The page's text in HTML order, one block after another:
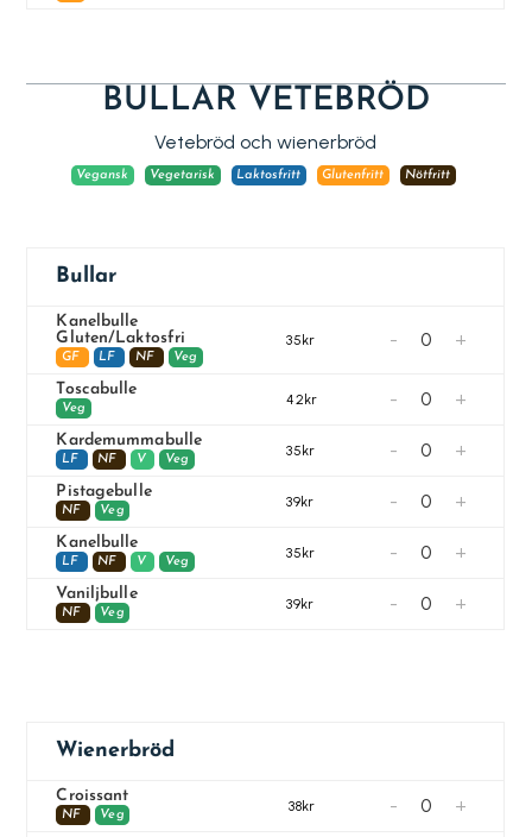
BULLAR VETEBRÖD
Vetebröd och wienerbröd
Vegansk Vegetarisk Laktosfritt Glutenfritt Nötfritt
Bullar
Kanelbulle
Gluten/Laktosfri
GF LF NF Veg
35kr - +
Toscabulle
Veg
42kr - +
Kardemummabulle
LF NF V Veg
35kr - +
Pistagebulle
NF Veg
39kr - +
Kanelbulle
LF NF V Veg
35kr - +
Vaniljbulle
NF Veg
39kr - +
Wienerbröd
Croissant
NF Veg
38kr - +